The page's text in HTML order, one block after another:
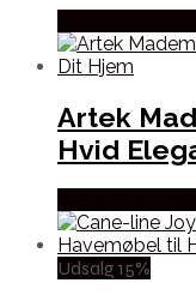
Artek
Hvid
Udsalg 15%